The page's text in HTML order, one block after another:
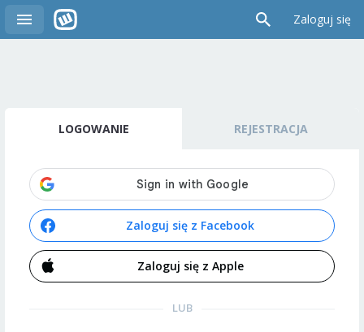
Zaloguj się
LOGOWANIE REJESTRACJA
Zaloguj się z Facebook
Zaloguj się z Apple
LUB